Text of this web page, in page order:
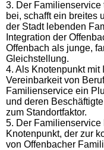
3. Der Familienservice
bei, schafft ein breites
der Stadt lebenden
Integration der
Offenbach als junge,
Gleichstellung.
4. Als Knotenpunkt mit
Vereinbarkeit von
Familienservice ein
und deren
zum Standortfaktor.
5. Der
Knotenpunkt, der zur
von Offenbacher